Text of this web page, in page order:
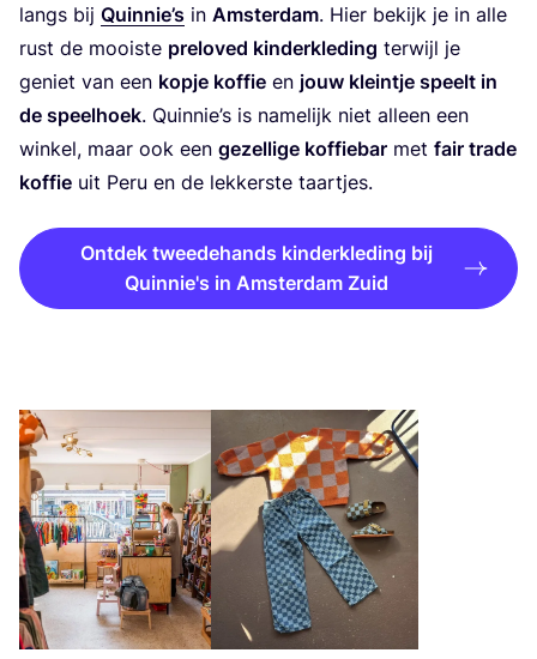
langs bij Quinnie’s in Amster­dam. Hier bekijk je in alle
rust de mooi­ste prel­oved kin­der­kle­ding ter­wijl je
geniet van een kop­je kof­fie en jouw klein­tje speelt in
de speel­hoek. Quinnie’s is name­lijk niet alleen een
win­kel, maar ook een gezel­li­ge kof­fie­bar met fair tra­de
kof­fie uit Peru en de lek­ker­ste taartjes.
Ontdek tweedehands kinderkleding bij
Quinnie's in Amsterdam Zuid